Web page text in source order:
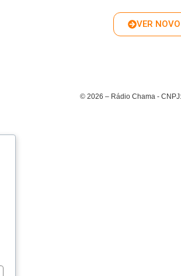
VER
© 2026 – Rádio Chama -